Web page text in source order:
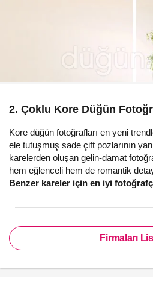
2. Çoklu Kore Düğün
Kore düğün fotoğrafları en yeni
ele tutuşmuş sade çift pozlarının
karelerden oluşan gelin-damat
hem eğlenceli hem de romantik
Benzer kareler için en iyi
Firmaları